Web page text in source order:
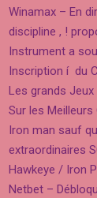
Winamax – En
discipline , !
Instrument a
Inscription í du
Les grands Jeux
Sur les Meilleurs
Iron man sauf
extraordinaires
Hawkeye / Iron
Netbet –